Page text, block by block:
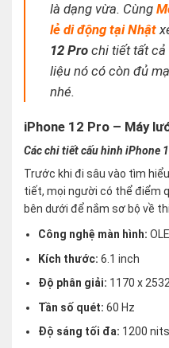
là dạng vừa. Cùng
lẻ di động tại Nhật
12 Pro chi tiết tất cả
liệu nó có còn đủ
nhé.
iPhone 12 Pro – Máy
Các chi tiết cấu hình iPhone
Trước khi đi sâu vào tìm
tiết, mọi người có thể điểm
bên dưới để nắm sơ bộ về
Công nghệ màn hình:
Kích thước: 6.1 inch
Độ phân giải: 1170 x
Tần số quét: 60 Hz
Độ sáng tối đa: 1200 nits